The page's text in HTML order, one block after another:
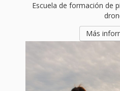
Escuela de formación de
Más